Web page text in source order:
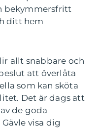
bekymmersfritt
ditt hem
allt snabbare och
att överlåta
som kan sköta
Det är dags att
de goda
visa dig